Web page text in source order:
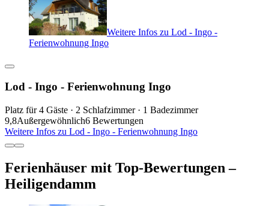
Weitere Infos zu Lod - Ingo -
Ferienwohnung Ingo
Lod - Ingo - Ferienwohnung Ingo
Platz für 4 Gäste · 2 Schlafzimmer · 1 Badezimmer
9,8Außergewöhnlich6 Bewertungen
Weitere Infos zu Lod - Ingo - Ferienwohnung Ingo
Ferienhäuser mit Top-Bewertungen –
Heiligendamm